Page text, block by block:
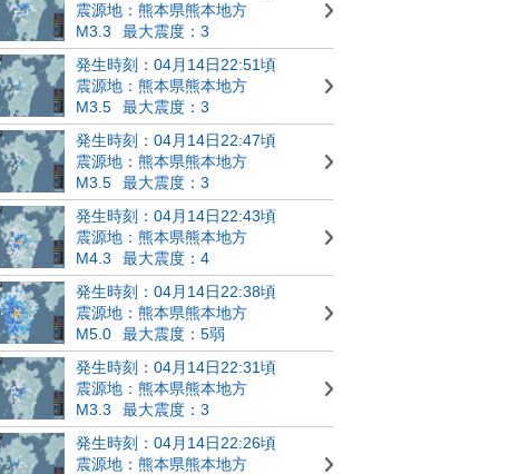
震源地：熊本県熊本地方
M3.3
最大震度：3
発生時刻：04月14日22:51頃
震源地：熊本県熊本地方
M3.5
最大震度：3
発生時刻：04月14日22:47頃
震源地：熊本県熊本地方
M3.5
最大震度：3
発生時刻：04月14日22:43頃
震源地：熊本県熊本地方
M4.3
最大震度：4
発生時刻：04月14日22:38頃
震源地：熊本県熊本地方
M5.0
最大震度：5弱
発生時刻：04月14日22:31頃
震源地：熊本県熊本地方
M3.3
最大震度：3
発生時刻：04月14日22:26頃
震源地：熊本県熊本地方